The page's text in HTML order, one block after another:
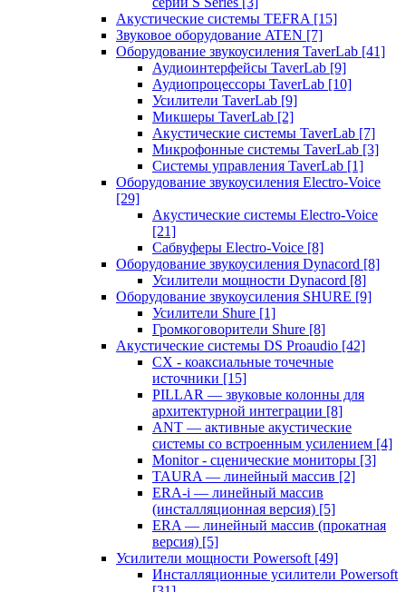
Акустические системы TEFRA [15]
Звуковое оборудование ATEN [7]
Оборудование звукоусиления TaverLab [41]
Аудиоинтерфейсы TaverLab [9]
Аудиопроцессоры TaverLab [10]
Усилители TaverLab [9]
Микшеры TaverLab [2]
Акустические системы TaverLab [7]
Микрофонные системы TaverLab [3]
Системы управления TaverLab [1]
Оборудование звукоусиления Electro-Voice
[29]
Акустические системы Electro-Voice
[21]
Сабвуферы Electro-Voice [8]
Оборудование звукоусиления Dynacord [8]
Усилители мощности Dynacord [8]
Оборудование звукоусиления SHURE [9]
Усилители Shure [1]
Громкоговорители Shure [8]
Акустические системы DS Proaudio [42]
CX - коаксиальные точечные
источники [15]
PILLAR — звуковые колонны для
архитектурной интеграции [8]
ANT — активные акустические
системы со встроенным усилением [4]
Monitor - сценические мониторы [3]
TAURA — линейный массив [2]
ERA-i — линейный массив
(инсталляционная версия) [5]
ERA — линейный массив (прокатная
версия) [5]
Усилители мощности Powersoft [49]
Инсталляционные усилители Powersoft